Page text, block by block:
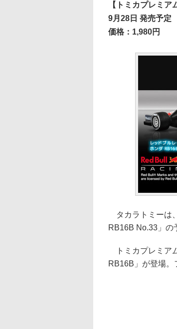
【トミカプレミ
9月28日 発売予定
価格：1,980円
タカラトミーは
RB16B No.33」の
トミカプレミア
RB16B」が登場。